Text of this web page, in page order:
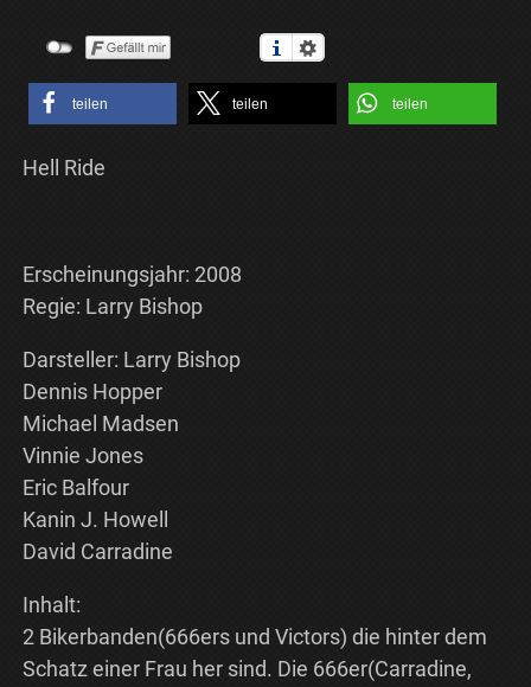
teilen teilen teilen
Hell Ride
Erscheinungsjahr: 2008
Regie: Larry Bishop
Darsteller: Larry Bishop
Dennis Hopper
Michael Madsen
Vinnie Jones
Eric Balfour
Kanin J. Howell
David Carradine
Inhalt:
2 Bikerbanden(666ers und Victors) die hinter dem
Schatz einer Frau her sind. Die 666er(Carradine,